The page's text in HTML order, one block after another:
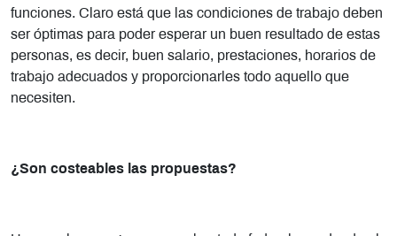
funciones. Claro está que las condiciones de trabajo deben
ser óptimas para poder esperar un buen resultado de estas
personas, es decir, buen salario, prestaciones, horarios de
trabajo adecuados y proporcionarles todo aquello que
necesiten.
¿Son costeables las propuestas?